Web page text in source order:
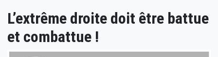
L’extrême droite doit être battue
et combattue !